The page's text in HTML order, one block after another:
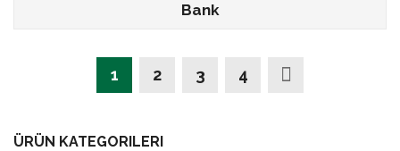
Bank
1 2 3 4
ÜRÜN KATEGORILERI